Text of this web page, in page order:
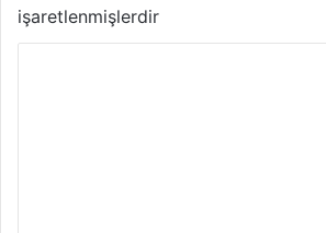
işaretlenmişlerdir